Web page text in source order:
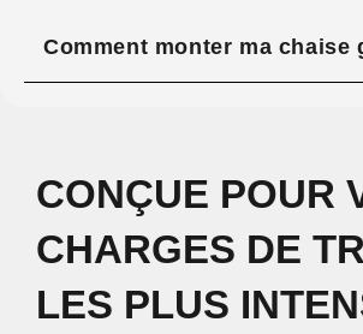
Comment monter ma chaise
CONÇUE POUR
CHARGES DE
LES PLUS